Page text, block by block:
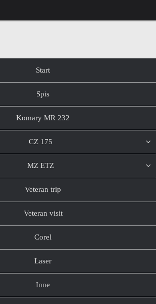
Start
Spis
Komary MR 232
CZ 175
MZ ETZ
Veteran trip
Veteran visit
Corel
Laser
Inne